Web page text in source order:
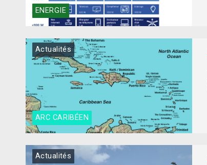
ENERGIE
ARC CARIBÉEN
Actualités
Actualités